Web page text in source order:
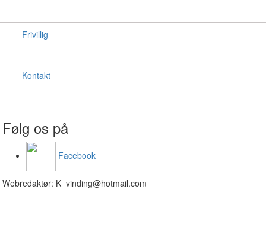
Frivillig
Kontakt
Følg os på
Facebook
Webredaktør: K_vinding@hotmail.com